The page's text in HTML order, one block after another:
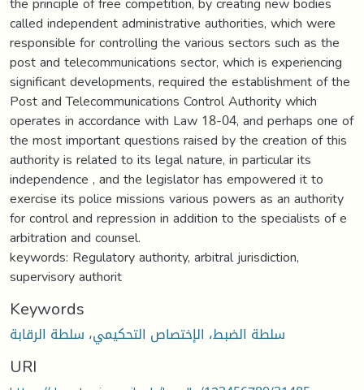
called independent administrative authorities, which were
responsible for controlling the various sectors such as the
post and telecommunications sector, which is experiencing
significant developments, required the establishment of the
Post and Telecommunications Control Authority which
operates in accordance with Law 18-04, and perhaps one of
the most important questions raised by the creation of this
authority is related to its legal nature, in particular its
independence , and the legislator has empowered it to
exercise its police missions various powers as an authority
for control and repression in addition to the specialists of e
arbitration and counsel.
keywords: Regulatory authority, arbitral jurisdiction,
supervisory authorit
Keywords
سلطة الضبط، الإختصاص التحكيمي، سلطة الرقابة
URI